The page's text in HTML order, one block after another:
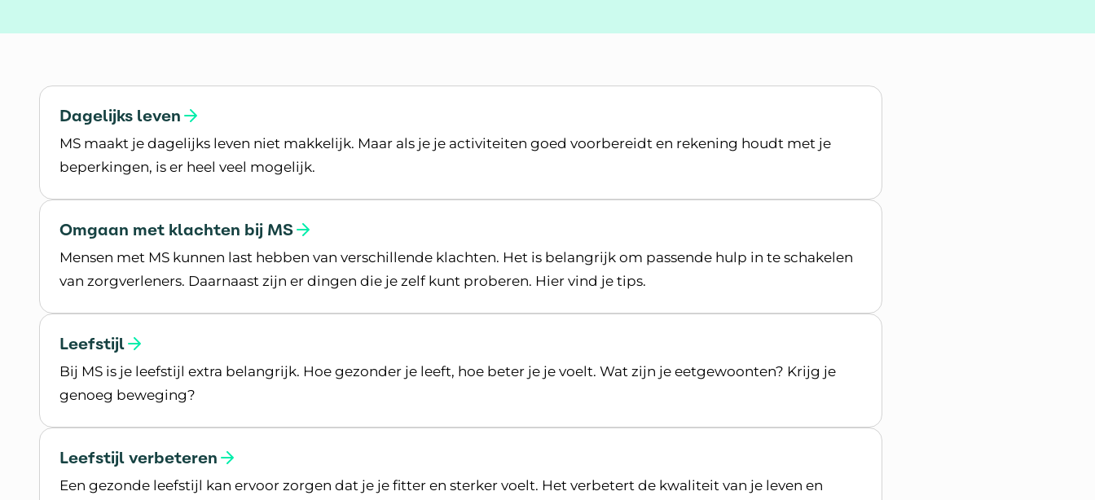
Onderwerpen
Dagelijks leven
MS maakt je dagelijks leven niet makkelijk. Maar als je je activiteiten goed voorbereidt en rekening houdt met je
beperkingen, is er heel veel mogelijk.
Omgaan met klachten bij MS
Mensen met MS kunnen last hebben van verschillende klachten. Het is belangrijk om passende hulp in te schakelen
van zorgverleners. Daarnaast zijn er dingen die je zelf kunt proberen. Hier vind je tips.
Leefstijl
Bij MS is je leefstijl extra belangrijk. Hoe gezonder je leeft, hoe beter je je voelt. Wat zijn je eetgewoonten? Krijg je
genoeg beweging?
Leefstijl verbeteren
Een gezonde leefstijl kan ervoor zorgen dat je je fitter en sterker voelt. Het verbetert de kwaliteit van je leven en